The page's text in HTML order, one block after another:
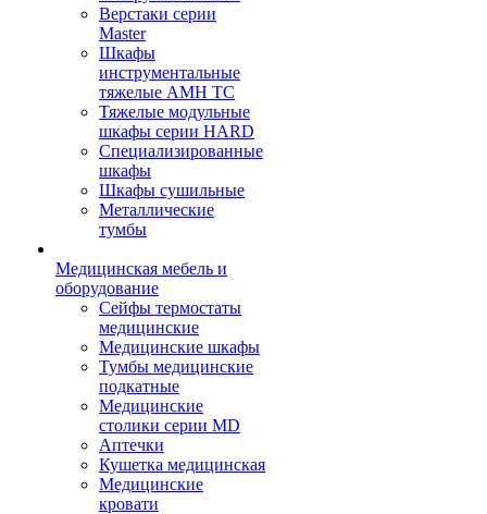
Верстаки серии
Master
Шкафы
инструментальные
тяжелые AMH TC
Тяжелые модульные
шкафы серии HARD
Cпециализированные
шкафы
Шкафы сушильные
Металлические
тумбы
Медицинская мебель и
оборудование
Сейфы термостаты
медицинские
Медицинские шкафы
Тумбы медицинские
подкатные
Медицинские
столики серии MD
Аптечки
Кушетка медицинская
Медицинские
кровати